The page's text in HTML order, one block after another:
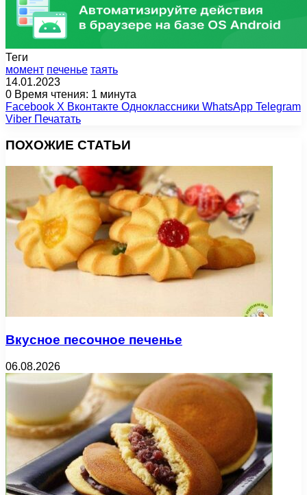
Теги
момент печенье таять
14.01.2023
0 Время чтения: 1 минута
Facebook X Вконтакте Одноклассники WhatsApp Telegram
Viber Печатать
ПОХОЖИЕ СТАТЬИ
Вкусное песочное печенье
06.08.2026